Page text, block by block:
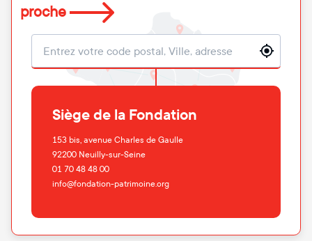
proche
Localisation
Siège de la Fondation
153 bis, avenue Charles de Gaulle
92200 Neuilly-sur-Seine
01 70 48 48 00
info@fondation-patrimoine.org